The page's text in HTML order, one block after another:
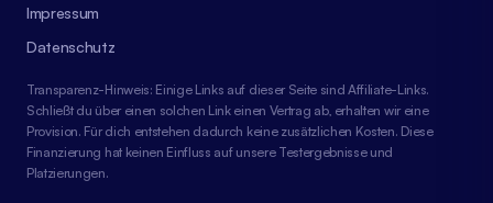
Impressum
Datenschutz
Transparenz-Hinweis: Einige Links auf dieser Seite sind Affiliate-Links.
Schließt du über einen solchen Link einen Vertrag ab, erhalten wir eine
Provision. Für dich entstehen dadurch keine zusätzlichen Kosten. Diese
Finanzierung hat keinen Einfluss auf unsere Testergebnisse und
Platzierungen.